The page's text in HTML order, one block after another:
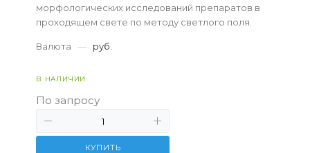
морфологических исследований препаратов в
проходящем свете по методу светлого поля.
Валюта — руб.
В НАЛИЧИИ
По запросу
КУПИТЬ